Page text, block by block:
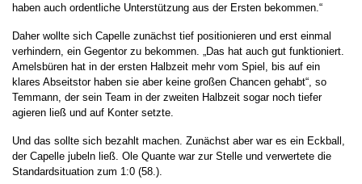
haben auch ordentliche Unterstützung aus der Ersten bekommen.“
Daher wollte sich Capelle zunächst tief positionieren und erst einmal
verhindern, ein Gegentor zu bekommen. „Das hat auch gut funktioniert.
Amelsbüren hat in der ersten Halbzeit mehr vom Spiel, bis auf ein
klares Abseitstor haben sie aber keine großen Chancen gehabt“, so
Temmann, der sein Team in der zweiten Halbzeit sogar noch tiefer
agieren ließ und auf Konter setzte.
Und das sollte sich bezahlt machen. Zunächst aber war es ein Eckball,
der Capelle jubeln ließ. Ole Quante war zur Stelle und verwertete die
Standardsituation zum 1:0 (58.).